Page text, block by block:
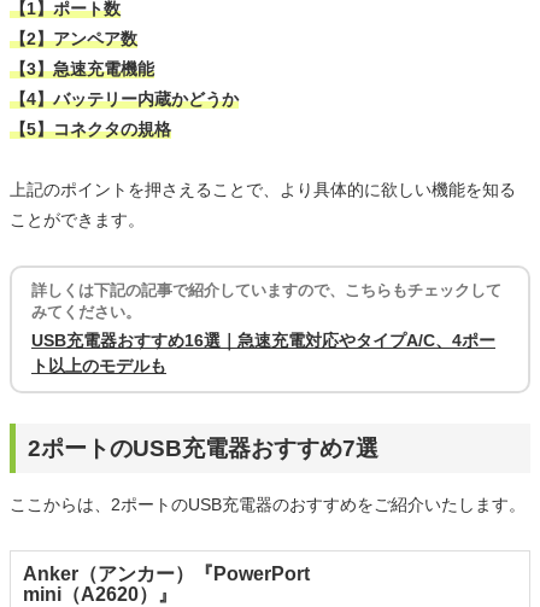
【1】ポート数
【2】アンペア数
【3】急速充電機能
【4】バッテリー内蔵かどうか
【5】コネクタの規格
上記のポイントを押さえることで、より具体的に欲しい機能を知る
ことができます。
詳しくは下記の記事で紹介していますので、こちらもチェックして
みてください。
USB充電器おすすめ16選｜急速充電対応やタイプA/C、4ポー
ト以上のモデルも
2ポートのUSB充電器おすすめ7選
ここからは、2ポートのUSB充電器のおすすめをご紹介いたします。
Anker（アンカー）『PowerPort
mini（‎A2620）』